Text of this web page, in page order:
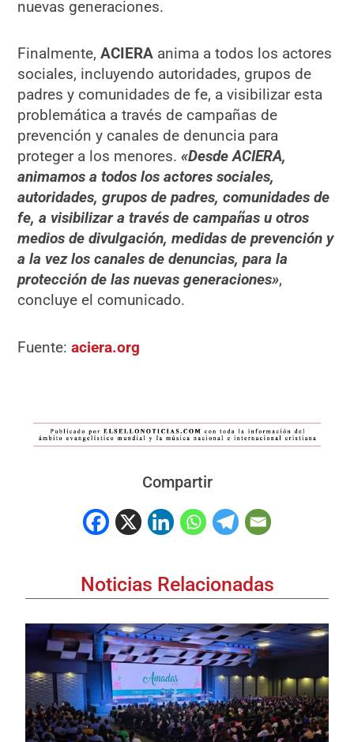
nuevas generaciones.
Finalmente,ACIERA anima a todos los actores
sociales, incluyendo autoridades, grupos de
padres y comunidades de fe, a visibilizar esta
problemática a través de campañas de
prevención y canales de denuncia para
proteger a los menores.«Desde ACIERA,
animamos a todos los actores sociales,
autoridades, grupos de padres, comunidades de
fe, a visibilizar a través de campañas u otros
medios de divulgación, medidas de prevención y
a la vez los canales de denuncias, para la
protección de las nuevas generaciones»,
concluye el comunicado.
Fuente:aciera.org
Compartir
Noticias Relacionadas